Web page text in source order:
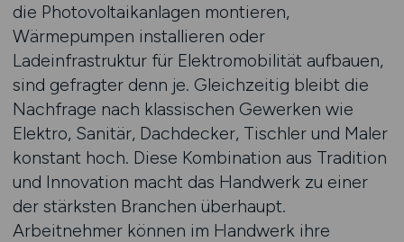
die Photovoltaikanlagen montieren,
Wärmepumpen installieren oder
Ladeinfrastruktur für Elektromobilität aufbauen,
sind gefragter denn je. Gleichzeitig bleibt die
Nachfrage nach klassischen Gewerken wie
Elektro, Sanitär, Dachdecker, Tischler und Maler
konstant hoch. Diese Kombination aus Tradition
und Innovation macht das Handwerk zu einer
der stärksten Branchen überhaupt.
Arbeitnehmer können im Handwerk ihre